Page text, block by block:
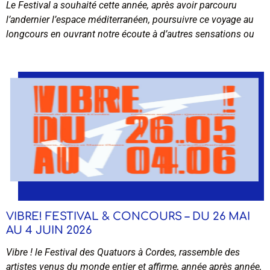
Le Festival a souhaité cette année, après avoir parcouru
l’andernier l’espace méditerranéen, poursuivre ce voyage au
longcours en ouvrant notre écoute à d’autres sensations ou
VIBRE! FESTIVAL & CONCOURS – DU 26 MAI
AU 4 JUIN 2026
Vibre ! le Festival des Quatuors à Cordes, rassemble des
artistes venus du monde entier et affirme, année après année,